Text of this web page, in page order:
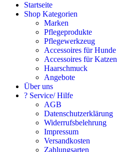
Startseite
Shop Kategorien
Marken
Pflegeprodukte
Pflegewerkzeug
Accessoires für Hunde
Accessoires für Katzen
Haarschmuck
Angebote
Über uns
? Service/ Hilfe
AGB
Datenschutzerklärung
Widerrufsbelehrung
Impressum
Versandkosten
Zahlungsarten